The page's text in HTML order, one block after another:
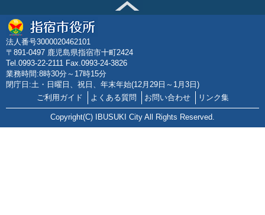
法人番号3000020462101
〒891-0497 鹿児島県指宿市十町2424
Tel.0993-22-2111 Fax.0993-24-3826
業務時間:8時30分～17時15分
閉庁日:土・日曜日、祝日、年末年始(12月29日～1月3日)
ご利用ガイド
よくある質問 お問い合わせ リンク集
Copyright(C) IBUSUKI City All Rights Reserved.